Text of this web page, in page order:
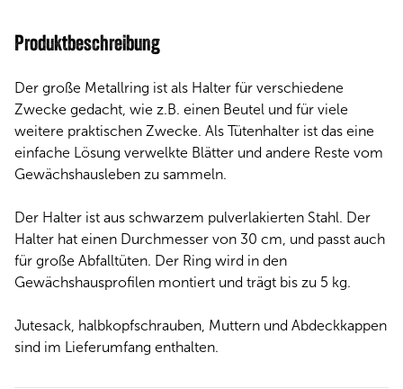
Produktbeschreibung
Der große Metallring ist als Halter für verschiedene
Zwecke gedacht, wie z.B. einen Beutel und für viele
weitere praktischen Zwecke. Als Tütenhalter ist das eine
einfache Lösung verwelkte Blätter und andere Reste vom
Gewächshausleben zu sammeln.
Der Halter ist aus schwarzem pulverlakierten Stahl. Der
Halter hat einen Durchmesser von 30 cm, und passt auch
für große Abfalltüten. Der Ring wird in den
Gewächshausprofilen montiert und trägt bis zu 5 kg.
Jutesack, halbkopfschrauben, Muttern und Abdeckkappen
sind im Lieferumfang enthalten.